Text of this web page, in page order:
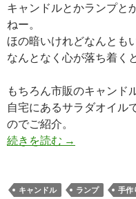
キャンドルとかランプと
ねー。
ほの暗いけれどなんとも
なんとなく心が落ち着く
もちろん市販のキャンド
自宅にあるサラダオイル
のでご紹介。
続きを読む 簡単サラダオ
→
キャンドル ランプ 手作